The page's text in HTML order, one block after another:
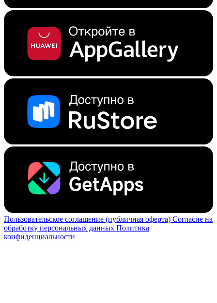
Пользовательское соглашение (публичная оферта) Согласие на
обработку персональных данных Политика
конфиденциальности